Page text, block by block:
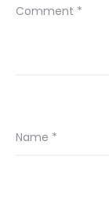
Comment *
Name *